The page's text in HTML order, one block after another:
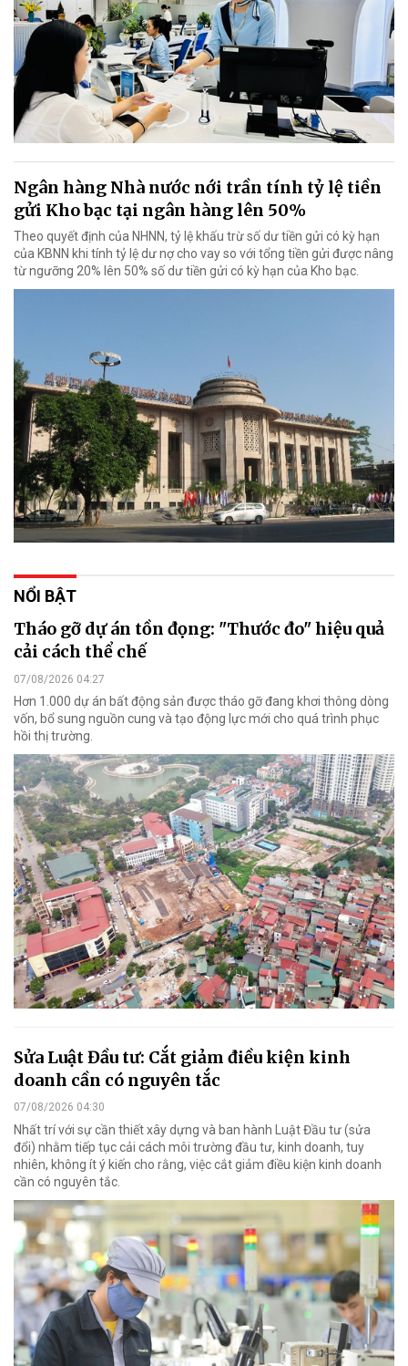
Ngân hàng Nhà nước nới trần tính tỷ lệ tiền
gửi Kho bạc tại ngân hàng lên 50%
Theo quyết định của NHNN, tỷ lệ khấu trừ số dư tiền gửi có kỳ hạn
của KBNN khi tính tỷ lệ dư nợ cho vay so với tổng tiền gửi được nâng
từ ngưỡng 20% lên 50% số dư tiền gửi có kỳ hạn của Kho bạc.
NỔI BẬT
Tháo gỡ dự án tồn đọng: "Thước đo" hiệu quả
cải cách thể chế
07/08/2026 04:27
Hơn 1.000 dự án bất động sản được tháo gỡ đang khơi thông dòng
vốn, bổ sung nguồn cung và tạo động lực mới cho quá trình phục
hồi thị trường.
Sửa Luật Đầu tư: Cắt giảm điều kiện kinh
doanh cần có nguyên tắc
07/08/2026 04:30
Nhất trí với sự cần thiết xây dựng và ban hành Luật Đầu tư (sửa
đổi) nhằm tiếp tục cải cách môi trường đầu tư, kinh doanh, tuy
nhiên, không ít ý kiến cho rằng, việc cắt giảm điều kiện kinh doanh
cần có nguyên tắc.